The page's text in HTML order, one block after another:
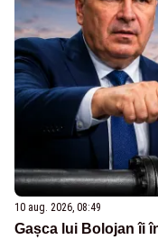
10 aug. 2026, 08:49
Gașca lui Bolojan îi